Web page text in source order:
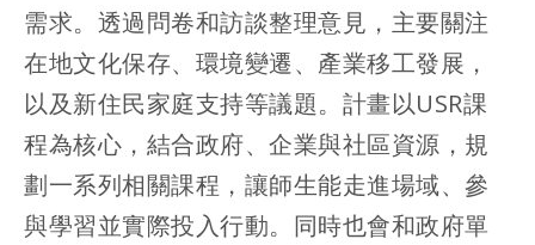
需求。透過問卷和訪談整理意見，主要關注
在地文化保存、環境變遷、產業移工發展，
以及新住民家庭支持等議題。計畫以USR課
程為核心，結合政府、企業與社區資源，規
劃一系列相關課程，讓師生能走進場域、參
與學習並實際投入行動。同時也會和政府單